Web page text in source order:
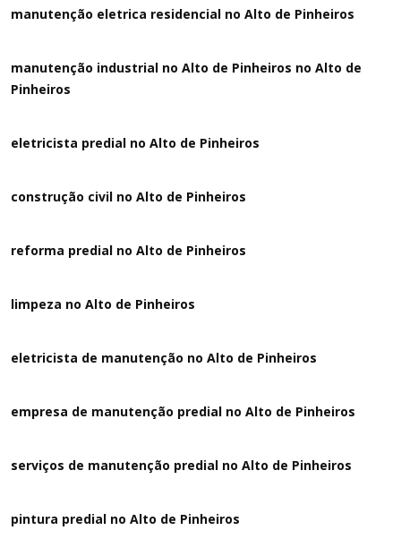
manutenção eletrica residencial no Alto de Pinheiros
manutenção industrial no Alto de Pinheiros no Alto de
Pinheiros
eletricista predial no Alto de Pinheiros
construção civil no Alto de Pinheiros
reforma predial no Alto de Pinheiros
limpeza no Alto de Pinheiros
eletricista de manutenção no Alto de Pinheiros
empresa de manutenção predial no Alto de Pinheiros
serviços de manutenção predial no Alto de Pinheiros
pintura predial no Alto de Pinheiros